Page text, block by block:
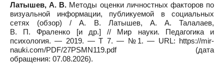
Латышев, А. В. Методы оценки личностных факторов по
визуальной информации, публикуемой в социальных
сетях (обзор) / А. В. Латышев, А. А. Талалаев,
В. П. Фраленко [и др.] // Мир науки. Педагогика и
психология. — 2019. — Т 7. — №1. — URL: https://mir-
nauki.com/PDF/27PSMN119.pdf (дата
обращения: 07.08.2026).